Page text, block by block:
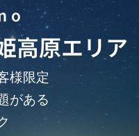
高原エリア
様限定
がある